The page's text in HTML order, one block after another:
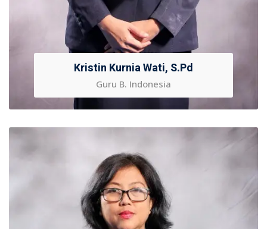
Kristin Kurnia Wati, S.Pd
Guru B. Indonesia